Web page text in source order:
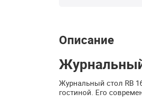
Описание
Журнальный
Журнальный стол RB
гостиной. Его